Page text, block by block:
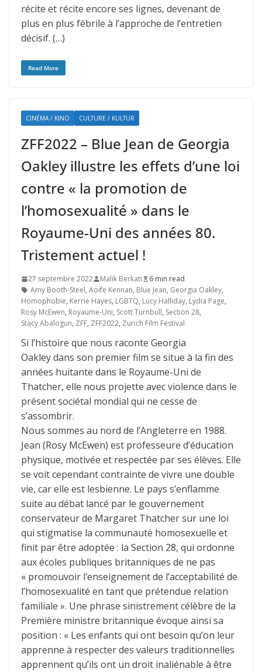
récite et récite encore ses lignes, devenant de
plus en plus fébrile à l’approche de l’entretien
décisif. (…)
Read More
CINÉMA / KINO CULTURE / KULTUR
ZFF2022 – Blue Jean de Georgia
Oakley illustre les effets d’une loi
contre « la promotion de
l’homosexualité » dans le
Royaume-Uni des années 80.
Tristement actuel !
27 septembre 2022 Malik Berkati
6 min read
Amy Booth-Steel, Aoife Kennan, Blue Jean, Georgia Oakley,
Homophobie, Kerrie Hayes, LGBTQ, Lucy Halliday, Lydia Page,
Rosy McEwen, Royaume-Uni, Scott Turnbull, Section 28,
Stacy Abalogun, ZFF, ZFF2022, Zurich Film Festival
Si l’histoire que nous raconte Georgia
Oakley dans son premier film se situe à la fin des
années huitante dans le Royaume-Uni de
Thatcher, elle nous projette avec violence dans le
présent sociétal mondial qui ne cesse de
s’assombrir.
Nous sommes au nord de l’Angleterre en 1988.
Jean (Rosy McEwen) est professeure d’éducation
physique, motivée et respectée par ses élèves. Elle
se voit cependant contrainte de vivre une double
vie, car elle est lesbienne. Le pays s’enflamme
suite au débat lancé par le gouvernement
conservateur de Margaret Thatcher sur une loi
qui stigmatise la communauté homosexuelle et
finit par être adoptée : la Section 28, qui ordonne
aux écoles publiques britanniques de ne pas
« promouvoir l’enseignement de l’acceptabilité de
l’homosexualité en tant que prétendue relation
familiale ». Une phrase sinistrement célèbre de la
Première ministre britannique évoque ainsi sa
position : « Les enfants qui ont besoin qu’on leur
apprenne à respecter des valeurs traditionnelles
apprennent qu’ils ont un droit inaliénable à être